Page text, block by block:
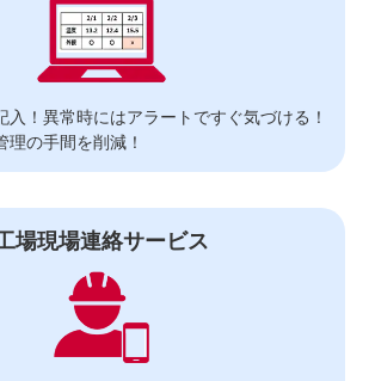
入！異常時にはアラートですぐ気づける！
の手間を削減！
場現場連絡サービス